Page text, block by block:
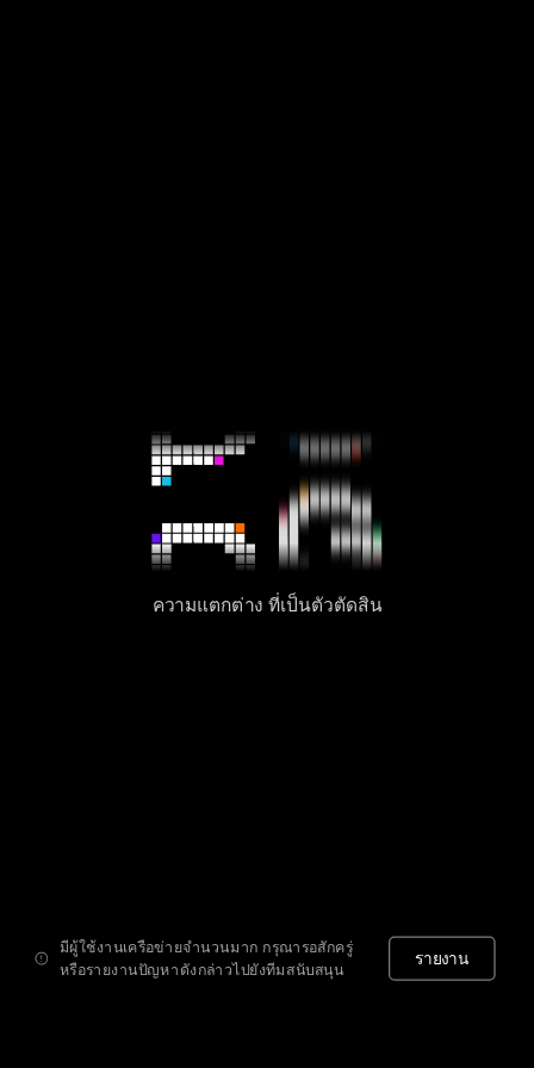
ความแตกต่าง ที่เป็นตัวตัดสิน
มีผู้ใช้งานเครือข่ายจำนวนมาก กรุณารอสักครู่
หรือรายงานปัญหาดังกล่าวไปยังทีมสนับสนุน
รายงาน